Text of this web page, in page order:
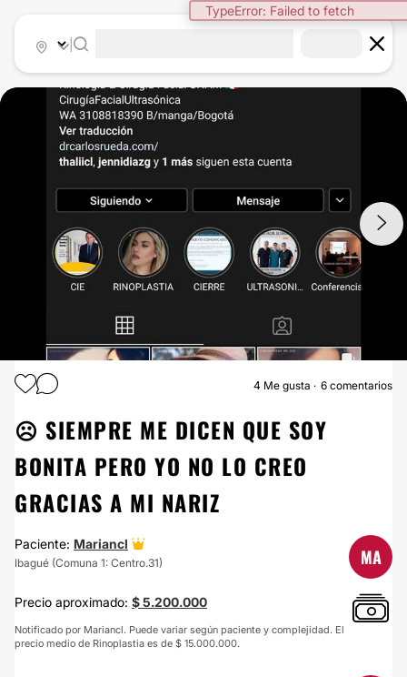
TypeError: Failed to fetch
RINOPLASTIA
4 Me gusta 6 comentarios
☹️ SIEMPRE ME DICEN QUE SOY
BONITA PERO YO NO LO CREO
GRACIAS A MI NARIZ
Paciente: Mariancl
Ibagué (Comuna 1: Centro.31) MA
Precio aproximado: $ 5.200.000
Notificado por Mariancl. Puede variar según paciente y complejidad. El
precio medio de Rinoplastia es de $ 15.000.000.